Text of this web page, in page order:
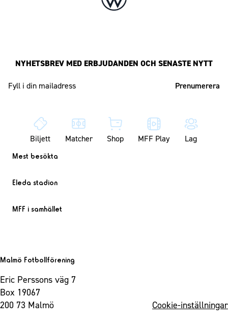
NYHETSBREV MED ERBJUDANDEN OCH SENASTE NYTT
Biljett Matcher Shop MFF Play Lag
Mest besökta
Eleda stadion
MFF i samhället
Malmö Fotbollförening
Eric Perssons väg 7
Box 19067
200 73 Malmö
Cookie-inställningar